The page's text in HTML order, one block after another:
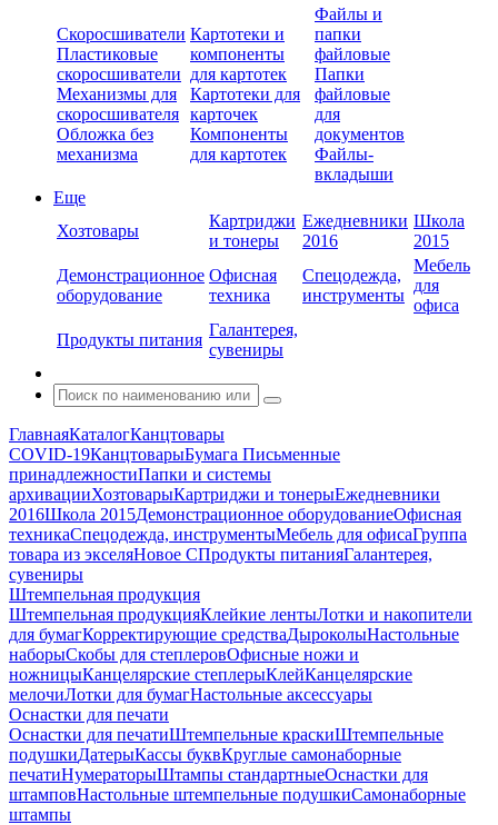
Скоросшиватели
Пластиковые
скоросшиватели
Механизмы для
скоросшивателя
Обложка без
механизма
Картотеки и
компоненты
для картотек
Картотеки для
карточек
Компоненты
для картотек
Файлы и
папки
файловые
Папки
файловые
для
документов
Файлы-
вкладыши
Еще
Хозтовары
Картриджи
и тонеры
Ежедневники
2016
Школа
2015
Демонстрационное
оборудование
Офисная
техника
Спецодежда,
инструменты
Мебель
для
офиса
Продукты питания
Галантерея,
сувениры
ГлавнаяКаталогКанцтовары
COVID-19КанцтоварыБумага Письменные
принадлежностиПапки и системы
архивацииХозтоварыКартриджи и тонерыЕжедневники
2016Школа 2015Демонстрационное оборудованиеОфисная
техникаСпецодежда, инструментыМебель для офисаГруппа
товара из экселяНовое СПродукты питанияГалантерея,
сувениры
Штемпельная продукция
Штемпельная продукцияКлейкие лентыЛотки и накопители
для бумагКорректирующие средстваДыроколыНастольные
наборыСкобы для степлеровОфисные ножи и
ножницыКанцелярские степлерыКлейКанцелярские
мелочиЛотки для бумагНастольные аксессуары
Оснастки для печати
Оснастки для печатиШтемпельные краскиШтемпельные
подушкиДатерыКассы буквКруглые самонаборные
печатиНумераторыШтампы стандартныеОснастки для
штамповНастольные штемпельные подушкиСамонаборные
штампы